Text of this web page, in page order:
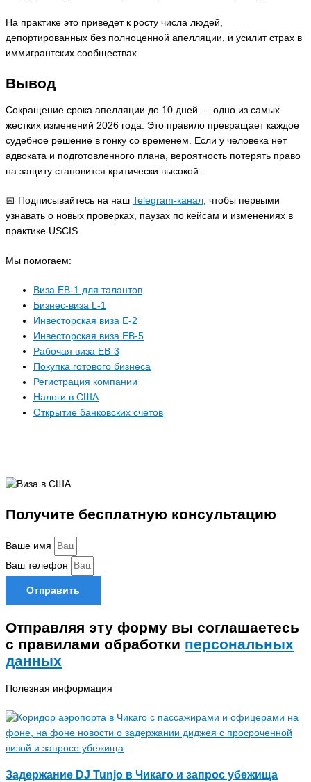
На практике это приведет к росту числа людей,
депортированных без полноценной апелляции, и усилит страх в
иммигрантских сообществах.
Вывод
Сокращение срока апелляции до 10 дней — одно из самых
жестких изменений 2026 года. Это правило превращает каждое
судебное решение в гонку со временем. Если у человека нет
адвоката и подготовленного плана, вероятность потерять право
на защиту становится критически высокой.
📅 Подписывайтесь на наш Telegram-канал, чтобы первыми
узнавать о новых проверках, паузах по кейсам и изменениях в
практике USCIS.
Мы помогаем:
Виза EB-1 для талантов
Бизнес-виза L-1
Инвесторская виза E-2
Инвесторская виза EB-5
Рабочая виза EB-3
Покупка готового бизнеса
Регистрация компании
Налоги в США
Открытие банковских счетов
Получите бесплатную консультацию
Ваше имя
Ваш телефон
Отправить
Отправляя эту форму вы соглашаетесь
с правилами обработки персональных
данных
Полезная информация
Задержание DJ Tunjo в Чикаго и запрос убежища